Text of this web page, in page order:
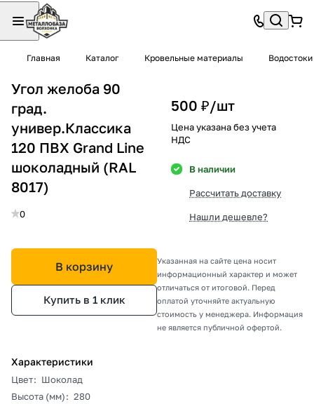
Главная Каталог Кровельные материалы Водостоки
Угол желоба 90
град.
универ.Классика
120 ПВХ Grand Line
шоколадный (RAL
8017)
0
В корзину
Купить в 1 клик
Характеристики
Цвет: Шоколад
Высота (мм): 280
500 ₽/шт
Цена указана без учета
НДС
В наличии
Рассчитать доставку
Нашли дешевле?
Указанная на сайте цена носит
информационный характер и может
отличаться от итоговой. Перед
оплатой уточняйте актуальную
стоимость у менеджера. Информация
не является публичной офертой.